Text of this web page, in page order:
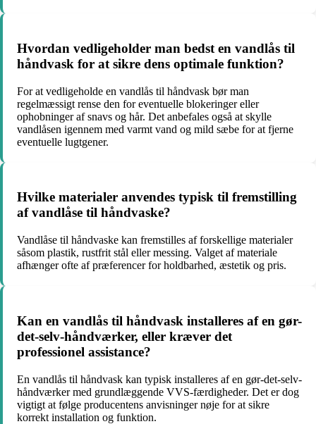
Hvordan vedligeholder man bedst en vandlås til
håndvask for at sikre dens optimale funktion?
For at vedligeholde en vandlås til håndvask bør man
regelmæssigt rense den for eventuelle blokeringer eller
ophobninger af snavs og hår. Det anbefales også at skylle
vandlåsen igennem med varmt vand og mild sæbe for at fjerne
eventuelle lugtgener.
Hvilke materialer anvendes typisk til fremstilling
af vandlåse til håndvaske?
Vandlåse til håndvaske kan fremstilles af forskellige materialer
såsom plastik, rustfrit stål eller messing. Valget af materiale
afhænger ofte af præferencer for holdbarhed, æstetik og pris.
Kan en vandlås til håndvask installeres af en gør-
det-selv-håndværker, eller kræver det
professionel assistance?
En vandlås til håndvask kan typisk installeres af en gør-det-selv-
håndværker med grundlæggende VVS-færdigheder. Det er dog
vigtigt at følge producentens anvisninger nøje for at sikre
korrekt installation og funktion.